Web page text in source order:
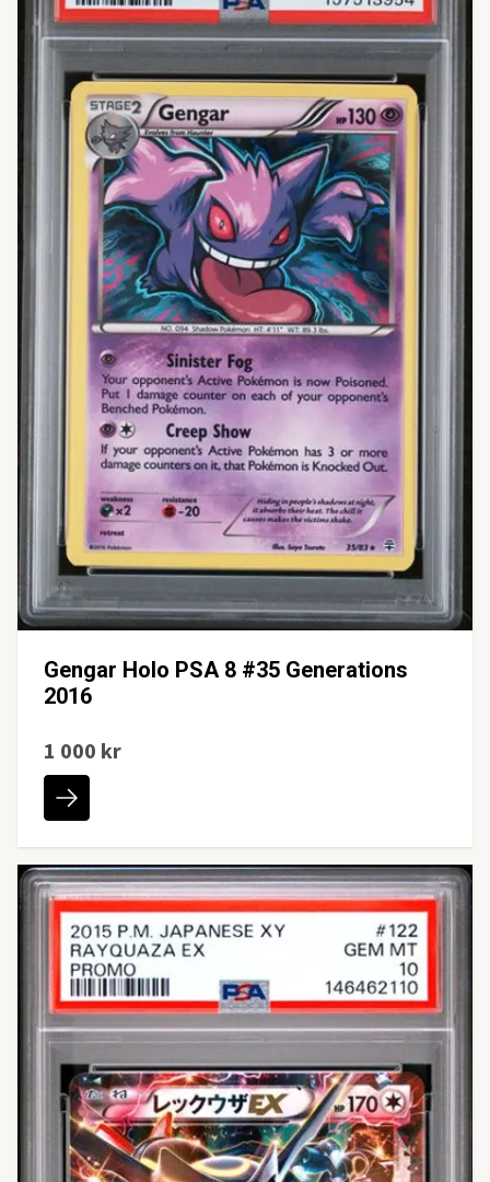
Gengar Holo PSA 8 #35 Generations
2016
1 000 kr